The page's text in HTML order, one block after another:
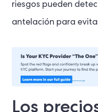
riesgos pueden
antelación para
Los